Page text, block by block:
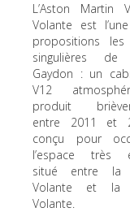
L’Aston Martin
Volante est
propositions les
singulières de
Gaydon : un
V12
produit
entre 2011 et
conçu pour
l’espace très
situé entre la
Volante et la
Volante.